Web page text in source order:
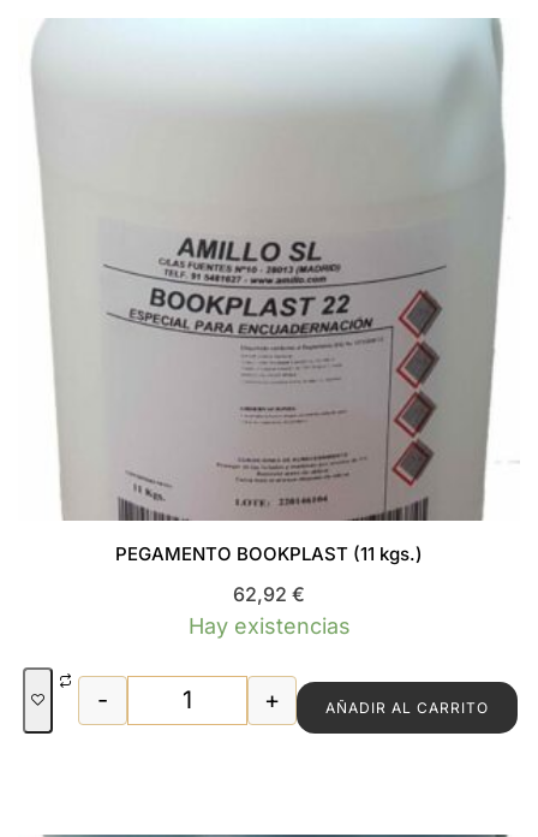
PEGAMENTO BOOKPLAST (11 kgs.)
62,92 €
Hay existencias
PEGAMENTO BOOKPLAST (11 kgs.)
- + AÑADIR AL CARRITO